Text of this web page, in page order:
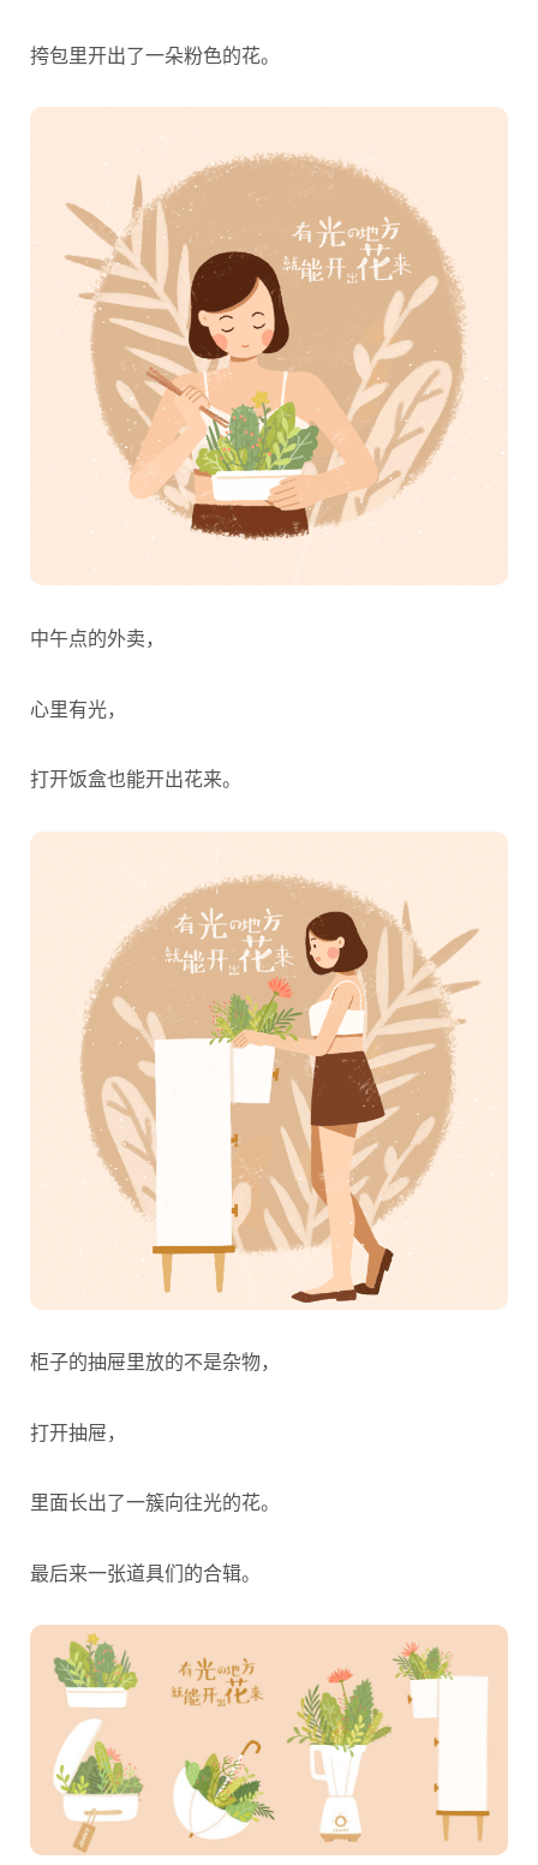
挎包里开出了一朵粉色的花。
中午点的外卖，
心里有光，
打开饭盒也能开出花来。
柜子的抽屉里放的不是杂物，
打开抽屉，
里面长出了一簇向往光的花。
最后来一张道具们的合辑。